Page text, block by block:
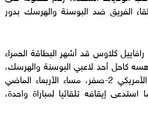
الفريق ضد البوسنة والهرسك بدور
رافاييل كلاوس قد أشهر البطاقة الحمراء
كاحل أحد لاعبي البوسنة والهرسك،
خلال فوز المنتخب الأمريكي 2-صفر، مساء الأربعاء الماضي
استدعى إيقافه تلقائيا لمباراة واحدة،